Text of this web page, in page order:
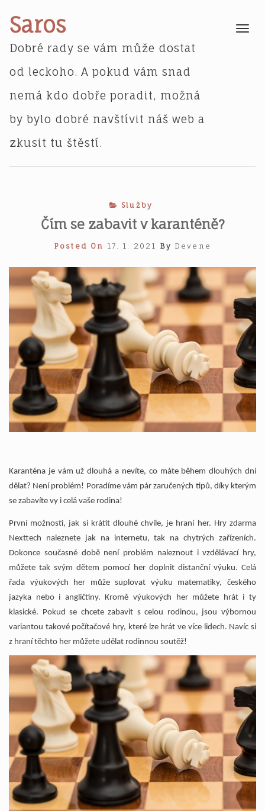
content
Saros
Dobré rady se vám může dostat
od leckoho. A pokud vám snad
nemá kdo dobře poradit, možná
by bylo dobré navštívit náš web a
zkusit tu štěstí.
Toggle
Služby
Čím se zabavit v karanténě?
Posted On 17. 1. 2021 By Devene
Karanténa je vám už dlouhá a nevíte, co máte během dlouhých dní
dělat? Není problém! Poradíme vám pár zaručených tipů, díky kterým
se zabavíte vy i celá vaše rodina!
První možností, jak si krátit dlouhé chvíle, je hraní her. Hry zdarma
Nexttech naleznete jak na internetu, tak na chytrých zařízeních.
Dokonce současné době není problém naleznout i vzdělávací hry,
můžete tak svým dětem pomocí her doplnit distanční výuku. Celá
řada výukových her může suplovat výuku matematiky, českého
jazyka nebo i angličtiny. Kromě výukových her můžete hrát i ty
klasické. Pokud se chcete zabavit s celou rodinou, jsou výbornou
variantou takové počítačové hry, které lze hrát ve více lidech. Navíc si
z hraní těchto her můžete udělat rodinnou soutěž!